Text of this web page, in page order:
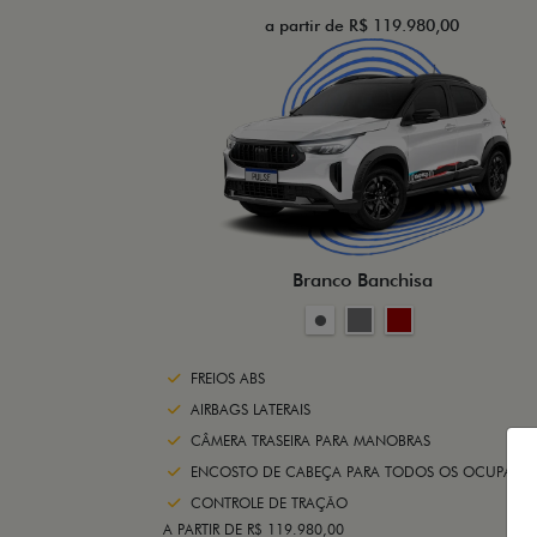
a partir de R$ 119.980,00
Branco Banchisa
FREIOS ABS
AIRBAGS LATERAIS
CÂMERA TRASEIRA PARA MANOBRAS
ENCOSTO DE CABEÇA PARA TODOS OS OCUPANTES
CONTROLE DE TRAÇÃO
A PARTIR DE R$ 119.980,00